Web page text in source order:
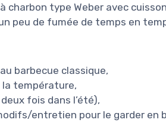
charbon type Weber avec
peu de fumée de temps en
barbecue classique,
température,
fois dans l’été),
entretien pour le garder en